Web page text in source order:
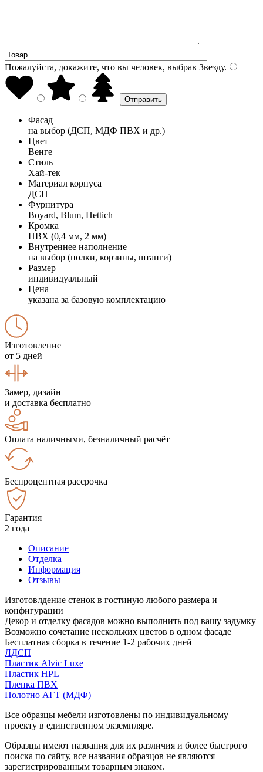
Пожалуйста, докажите, что вы человек, выбрав Звезду.
Фасад
на выбор (ДСП, МДФ ПВХ и др.)
Цвет
Венге
Стиль
Хай-тек
Материал корпуса
ДСП
Фурнитура
Boyard, Blum, Hettich
Кромка
ПВХ (0,4 мм, 2 мм)
Внутреннее наполнение
на выбор (полки, корзины, штанги)
Размер
индивидуальный
Цена
указана за базовую комплектацию
Изготовление
от 5 дней
Замер, дизайн
и доставка бесплатно
Оплата наличными, безналичный расчёт
Беспроцентная рассрочка
Гарантия
2 года
Описание
Отделка
Информация
Отзывы
Изготовлдение стенок в гостиную любого размера и
конфигурации
Декор и отделку фасадов можно выполнить под вашу задумку
Возможно сочетание нескольких цветов в одном фасаде
Бесплатная сборка в течение 1-2 рабочих дней
ЛДСП
Пластик Alvic Luxe
Пластик HPL
Пленка ПВХ
Полотно АГТ (МДФ)
Все образцы мебели изготовлены по индивидуальному
проекту в единственном экземпляре.
Образцы имеют названия для их различия и более быстрого
поиска по сайту, все названия образцов не являются
зарегистрированным товарным знаком.